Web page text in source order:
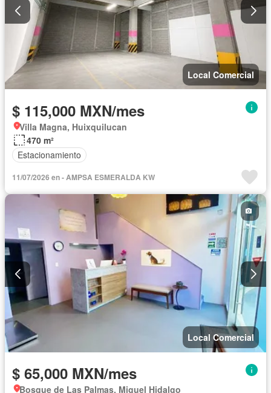
Local Comercial
$ 115,000 MXN/mes
Villa Magna, Huixquilucan
470 m²
Estacionamiento
11/07/2026 en - AMPSA ESMERALDA KW
Local Comercial
$ 65,000 MXN/mes
Bosque de Las Palmas, Miguel Hidalgo